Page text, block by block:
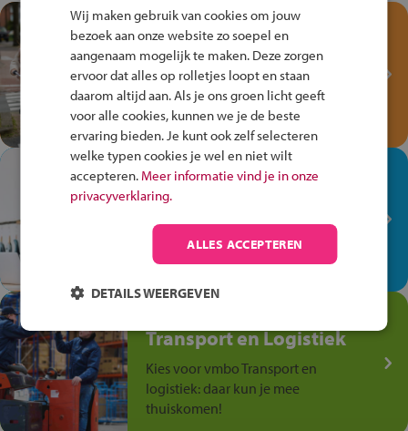
Test je kennis met het
Fiets Veilig
Verkeersspel!
Speel het Fiets Veilig Verkeersspel
en win een Cortina-fiets!
In de winkel ben je op je
plek!
Ontdek via het vmbo jouw talent
op de winkelvloer, waar elke dag
anders is!
Transport en Logistiek
Kies voor vmbo Transport en
logistiek: daar kun je mee
thuiskomen!
Wij maken gebruik van cookies om jouw
bezoek aan onze website zo soepel en
aangenaam mogelijk te maken. Deze zorgen
ervoor dat alles op rolletjes loopt en staan
daarom altijd aan. Als je ons groen licht geeft
voor alle cookies, kunnen we je de beste
ervaring bieden. Je kunt ook zelf selecteren
welke typen cookies je wel en niet wilt
accepteren. Meer informatie vind je in onze
privacyverklaring.
ALLES ACCEPTEREN
DETAILS WEERGEVEN